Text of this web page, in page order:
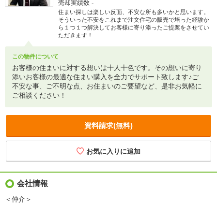
売却実績数 -
住まい探しは楽しい反面、不安な所も多いかと思います。
そういった不安をこれまで注文住宅の販売で培った経験か
ら１つ１つ解決してお客様に寄り添ったご提案をさせてい
ただきます！
この物件について
お客様の住まいに対する想いは十人十色です。その想いに寄り
添いお客様の最適な住まい購入を全力でサポート致します♪ご
不安な事、ご不明な点、お住まいのご要望など、是非お気軽に
ご相談ください！
資料請求(無料)
会社情報
＜仲介＞